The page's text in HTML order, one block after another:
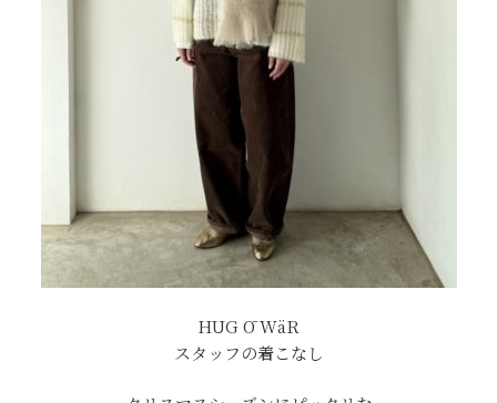
HUG Ō WäR
スタッフの着こなし